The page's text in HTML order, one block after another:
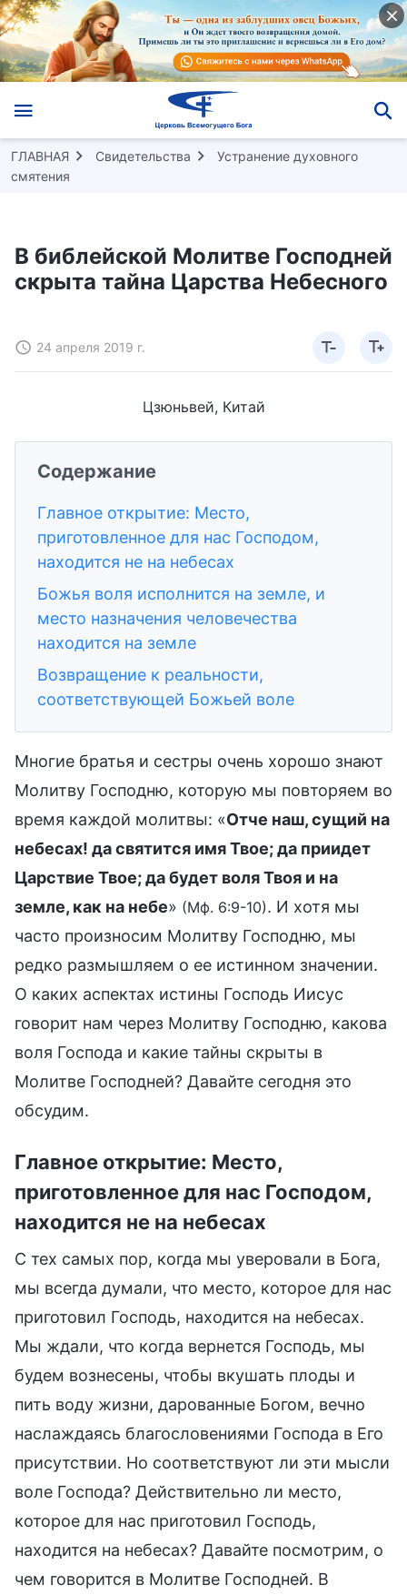
ГЛАВНАЯ Свидетельства
Устранение духовного
смятения
В библейской Молитве Господней
скрыта тайна Царства Небесного
24 апреля 2019 г.
Цзюньвей, Китай
Содержание
Главное открытие: Место,
приготовленное для нас Господом,
находится не на небесах
Божья воля исполнится на земле, и
место назначения человечества
находится на земле
Возвращение к реальности,
соответствующей Божьей воле
Многие братья и сестры очень хорошо знают
Молитву Господню, которую мы повторяем во
время каждой молитвы: «Отче наш, сущий на
небесах! да святится имя Твое; да приидет
Царствие Твое; да будет воля Твоя и на
земле, как на небе» (Мф. 6:9-10). И хотя мы
часто произносим Молитву Господню, мы
редко размышляем о ее истинном значении.
О каких аспектах истины Господь Иисус
говорит нам через Молитву Господню, какова
воля Господа и какие тайны скрыты в
Молитве Господней? Давайте сегодня это
обсудим.
Главное открытие: Место,
приготовленное для нас Господом,
находится не на небесах
С тех самых пор, когда мы уверовали в Бога,
мы всегда думали, что место, которое для нас
приготовил Господь, находится на небесах.
Мы ждали, что когда вернется Господь, мы
будем вознесены, чтобы вкушать плоды и
пить воду жизни, дарованные Богом, вечно
наслаждаясь благословениями Господа в Его
присутствии. Но соответствуют ли эти мысли
воле Господа? Действительно ли место,
которое для нас приготовил Господь,
находится на небесах? Давайте посмотрим, о
чем говорится в Молитве Господней. В